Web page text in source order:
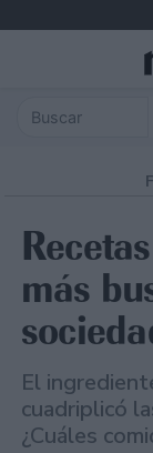
más
El
cuadriplicó
¿Cuáles